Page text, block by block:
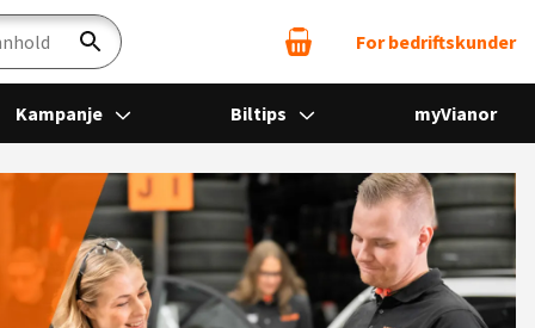
Søk For bedriftskunder
Kampanje Biltips myVianor